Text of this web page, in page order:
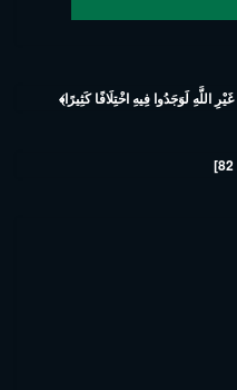
اللَّهِ لَوَجَدُوا فِيهِ اخْتِلَافًا كَثِيرًا﴾